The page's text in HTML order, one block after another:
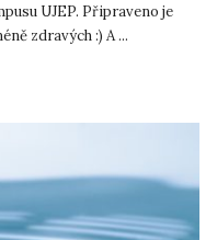
UJEP. Připraveno je
zdravých :) A ...